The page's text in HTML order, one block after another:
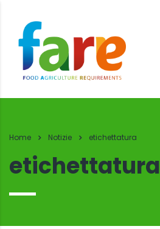
Home Notizie etichettatura
etichettatura